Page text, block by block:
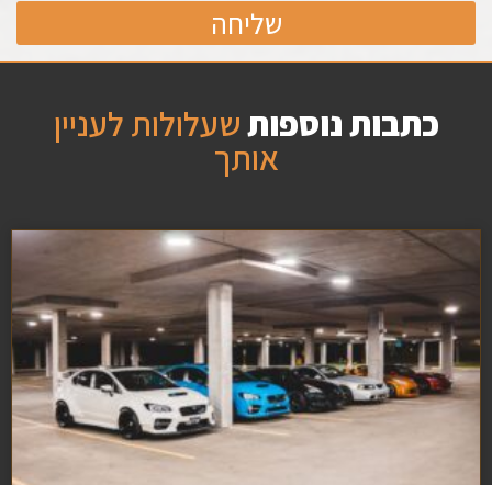
שליחה
כתבות נוספותשעלולות לעניין
אותך